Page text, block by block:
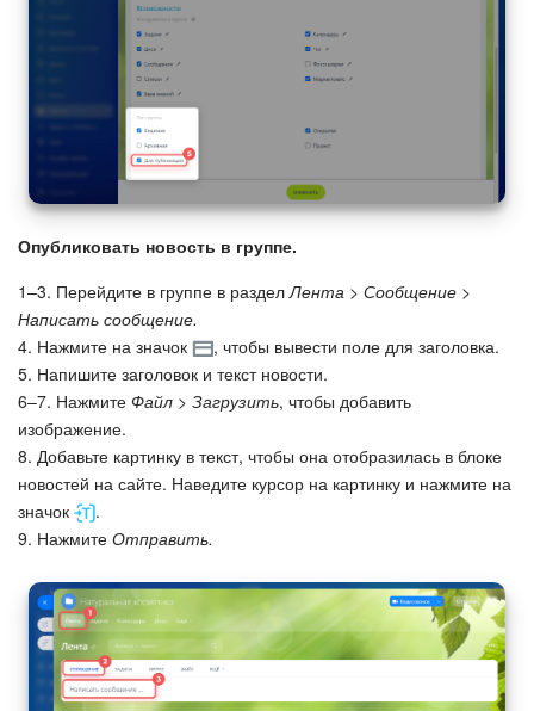
Маркетинг
Центр продаж
Аналитика
BI Конструктор
Автоматизация
Интеграция 1С и Битрикс24
Сотрудники
Бизнес-процессы
Маркетплейс
Контакт-центр
Настройки
Виджет сотрудника
Опубликовать новость в группе.
1–3. Перейдите в группе в раздел Лента > Сообщение >
Написать сообщение.
4. Нажмите на значок
, чтобы вывести поле для заголовка.
5. Напишите заголовок и текст новости.
6–7. Нажмите Файл > Загрузить, чтобы добавить
изображение.
8. Добавьте картинку в текст, чтобы она отобразилась в блоке
новостей на сайте. Наведите курсор на картинку и нажмите на
значок
.
9. Нажмите Отправить.